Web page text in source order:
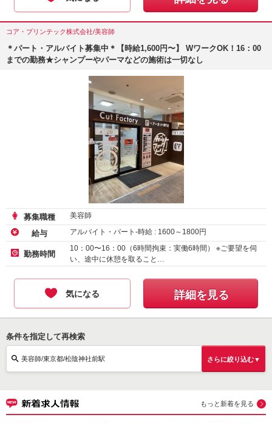
コア・プリンテック株式会社/美容師
＊パート・アルバイト募集中＊【時給1,600円〜】 WワークOK！16：00
までの勤務★シャンプーやパーマなどの施術は一切なし
募集職種 美容師
給与 アルバイト・パート-時給 : 1600～ 1800円
勤務時間
10：00〜16：00（6時間拘束：実働6時間） ※ご要望を伺
い、途中に休憩を取ること…
気になる 詳細を見る
条件を指定して再検索
美容師/東京都/松陰神社前駅 さらに絞り込む▼
もっと新着を見る